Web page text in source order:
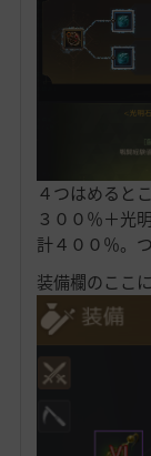
４つはめると
３００％＋光
計４００％。つ
装備欄のここ